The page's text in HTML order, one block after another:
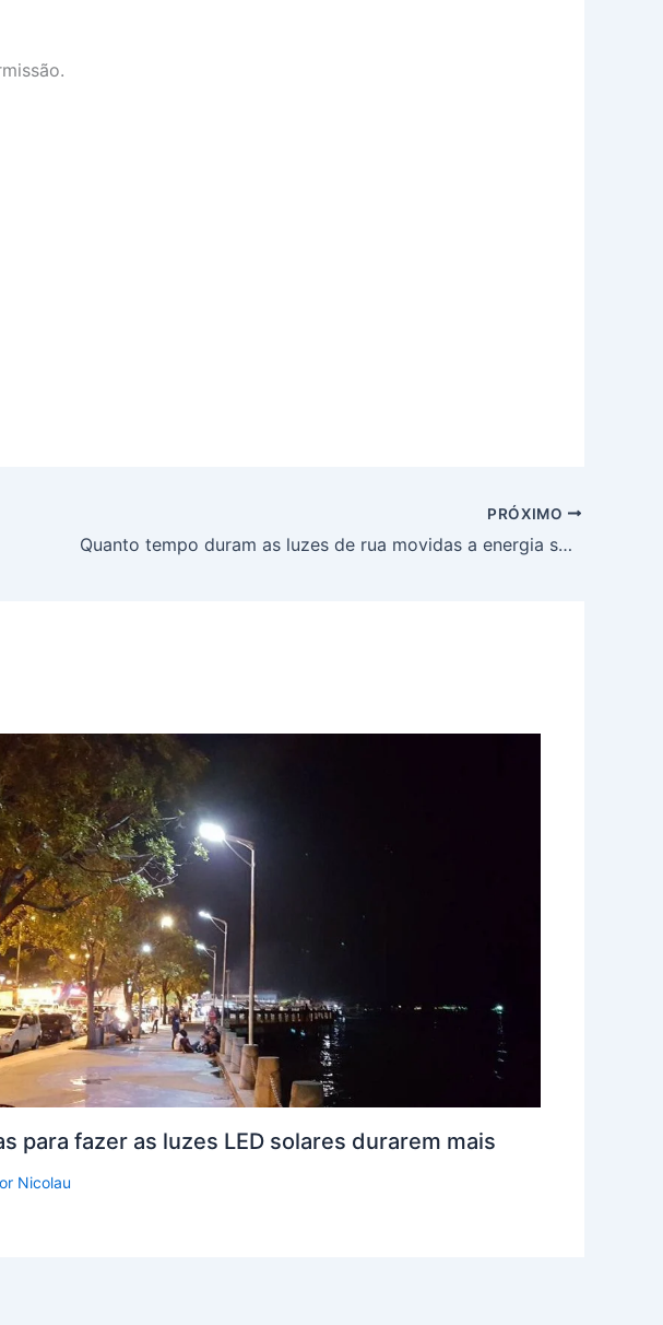
PRÓXIMO
Quanto tempo duram as luzes de rua movidas a energia solar em 2024?
para fazer as luzes LED solares durarem mais
Nicolau